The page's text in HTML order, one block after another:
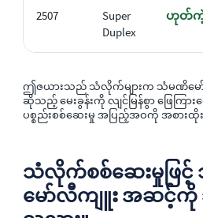
2507
Super
Duplex
ဟုတ်
ဤဇယားသည် သံလိုက်များက သံမဏိမေ
ဆိုသည့် မေးခွန်းကို လျင်မြန်စွာ ဖြေကြ
ပစ္စည်းစစ်ဆေးမှု အပြည့်အဝကို အစားထိုး
သံလိုက်စစ်ဆေးမှုဖြ
မော်လီကျူး အဆင့်ကို